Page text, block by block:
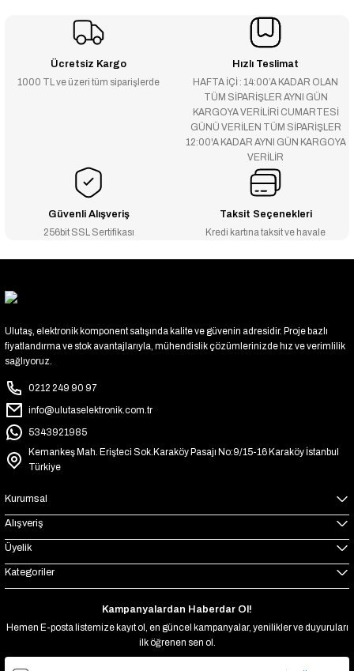
Ücretsiz Kargo
1000 TL ve üzeri tüm siparişlerde
Hızlı Teslimat
HAFTA İÇİ : 14:00’A KADAR OLAN
TÜM SİPARİŞLER AYNI GÜN
KARGOYA VERİLİRİ CUMARTESİ
GÜNÜ VERİLEN TÜM SİPARİŞLER
12:00'A KADAR AYNI GÜN KARGOYA
VERİLİR
Güvenli Alışveriş
256bit SSL Sertifikası
Taksit Seçenekleri
Kredi kartına taksit ve havale
Ulutaş, elektronik komponent satışında kalite ve güvenin adresidir. Proje bazlı
fiyatlandırma ve stok avantajlarıyla, mühendislik çözümlerinizde hız ve verimlilik
sağlıyoruz.
0212 249 90 97
info@ulutaselektronik.com.tr
5343921985
Kemankeş Mah. Erişteci Sok.Karaköy Pasajı No:9/15-16 Karaköy İstanbul
Türkiye
Kurumsal
Alışveriş
Üyelik
Kategoriler
Kampanyalardan Haberdar Ol!
Hemen E-posta listemize kayıt ol, en güncel kampanyalar, yenilikler ve duyuruları
ilk öğrenen sen ol.